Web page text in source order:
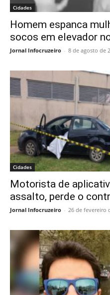
Cidades
Homem espanca
socos em elevador
Jornal Infocruzeiro - 8 de agosto de
Cidades
Motorista de
assalto, perde o
Jornal Infocruzeiro - 26 de fevereiro